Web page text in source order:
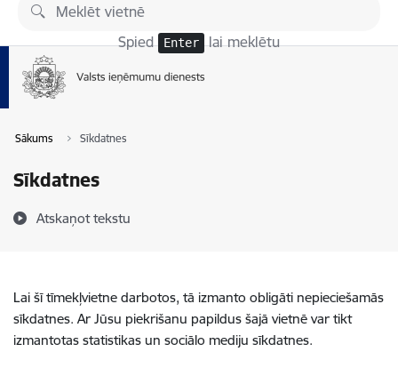
Pāriet uz lapas saturu
Spied Enter lai meklētu
Sākums Sīkdatnes
Sīkdatnes
Atskaņot tekstu
Lai šī tīmekļvietne darbotos, tā izmanto obligāti nepieciešamās
sīkdatnes. Ar Jūsu piekrišanu papildus šajā vietnē var tikt
izmantotas statistikas un sociālo mediju sīkdatnes.